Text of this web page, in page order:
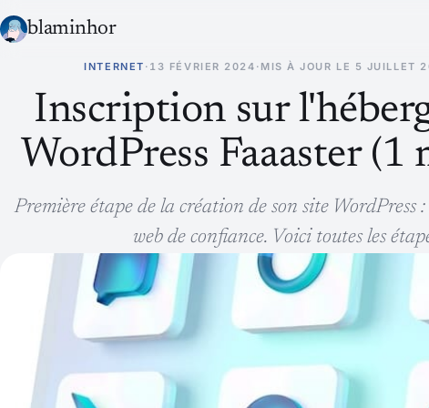
blaminhor
INTERNET · 13 FÉVRIER 2024 · MIS À JOUR LE 5 JUILLET
Inscription sur
WordPress Faaaster (1
Première étape de la création de son site WordPress
web de confiance. Voici toutes les